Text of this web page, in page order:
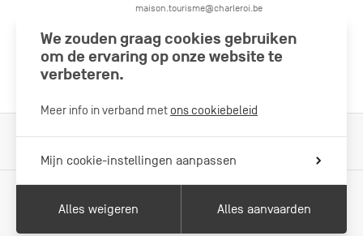
maison.tourisme@charleroi.be
Volg ons
Met de steun van
We zouden graag cookies gebruiken
om de ervaring op onze website te
verbeteren.
Meer info in verband met ons cookiebeleid
Mijn cookie-instellingen aanpassen
Alles weigeren Alles aanvaarden